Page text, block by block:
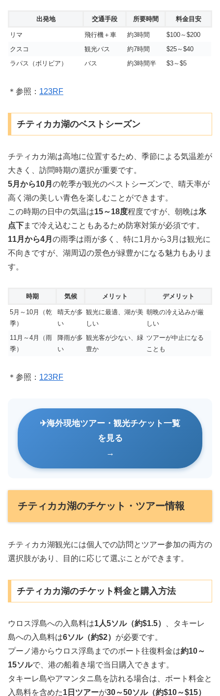
出発地 交通手段 所要時間 料金目安
リマ 飛行機＋車 約3時間
$100～$200
クスコ
観光バス 約7時間
$25～$40
ラパス（ボリビア）
バス 約3時間半 $3～$5
＊参照： 123RF
チティカカ湖のベストシーズン
チティカカ湖は高地に位置するため、季節による気温差が
大きく、訪問時期の選択が重要です。
5月から10月 の乾季が観光のベストシーズンで、晴天率が
高く湖の美しい青色を楽しむことができます。
この時期の日中の気温は15～18度程度ですが、朝晩は氷
点下まで冷え込むこともあるため防寒対策が必須です。
11月から4月 の雨季は雨が多く、特に1月から3月は観光に
不向きですが、湖周辺の景色が緑豊かになる魅力もありま
す。
時期 気候 メリット デメリット
5月～10月（乾
季）
晴天が多
い
観光に最適、湖が美
しい
朝晩の冷え込みが厳
しい
11月～4月（雨
季）
降雨が多
い
観光客が少ない、緑
豊か
ツアーが中止になる
ことも
＊参照： 123RF
海外現地ツアー・観光チケット一覧
を見る
チティカカ湖のチケット・ツアー情報
チティカカ湖観光には個人での訪問とツアー参加の両方の
選択肢があり、目的に応じて選ぶことができます。
チティカカ湖のチケット料金と購入方法
ウロス浮島への入島料は1人5ソル（約$1.5）
、タキーレ
島への入島料は6ソル（約$2） が必要です。
プーノ港からウロス浮島までのボート往復料金は約10～
15ソルで、港の船着き場で当日購入できます。
タキーレ島やアマンタニ島を訪れる場合は、ボート料金と
入島料を含めた1日ツアーが30～50ソル（約$10～$15）